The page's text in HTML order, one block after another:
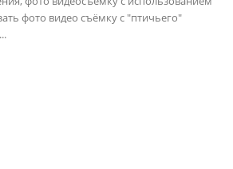
фото видео съёмку с "птичьего"